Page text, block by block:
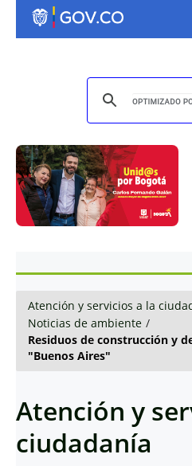
Atención y servicios a la
Noticias de ambiente /
Residuos de construcción y
"Buenos Aires"
Atención y
ciudadanía